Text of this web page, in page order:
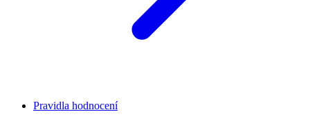
Pravidla hodnocení